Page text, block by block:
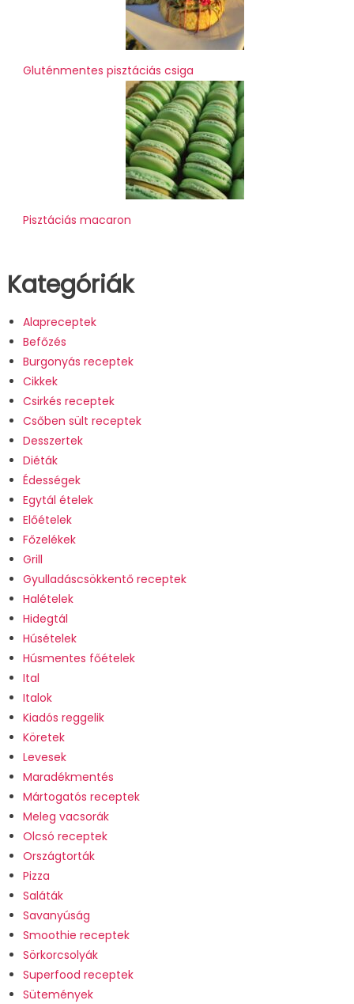
Gluténmentes pisztáciás csiga
Pisztáciás macaron
Kategóriák
Alapreceptek
Befőzés
Burgonyás receptek
Cikkek
Csirkés receptek
Csőben sült receptek
Desszertek
Diéták
Édességek
Egytál ételek
Előételek
Főzelékek
Grill
Gyulladáscsökkentő receptek
Halételek
Hidegtál
Húsételek
Húsmentes főételek
Ital
Italok
Kiadós reggelik
Köretek
Levesek
Maradékmentés
Mártogatós receptek
Meleg vacsorák
Olcsó receptek
Országtorták
Pizza
Saláták
Savanyúság
Smoothie receptek
Sörkorcsolyák
Superfood receptek
Sütemények